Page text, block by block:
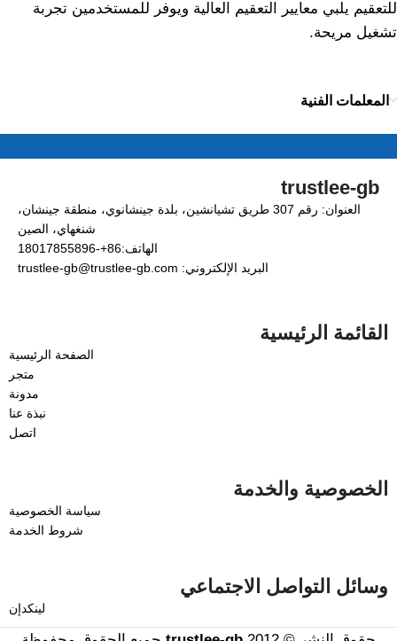
للتعقيم يلبي معايير التعقيم العالية ويوفر للمستخدمين تجربة
تشغيل مريحة.
المعلمات الفنية
trustlee-gb
العنوان: رقم 307 طريق تشيانشين، بلدة جينشانوي، منطقة جينشان،
شنغهاي، الصين
الهاتف:86+-18017855896
البريد الإلكتروني: trustlee-gb@trustlee-gb.com
القائمة الرئيسية
الصفحة الرئيسية
متجر
مدونة
نبذة عنا
اتصل
الخصوصية والخدمة
سياسة الخصوصية
شروط الخدمة
وسائل التواصل الاجتماعي
لينكدإن